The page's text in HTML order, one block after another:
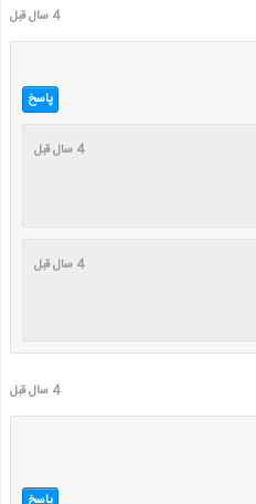
4 سال قبل
پاسخ
4 سال قبل
4 سال قبل
4 سال قبل